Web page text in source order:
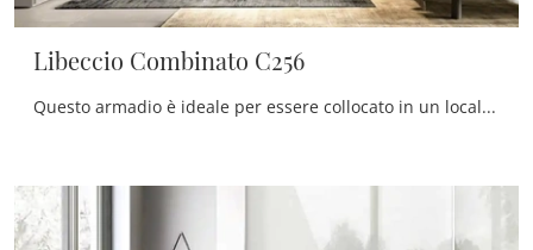
Libeccio Combinato C256
Questo armadio è ideale per essere collocato in un locale arredato con mobili ed elementi accessori moderni, coniugando ottimamente funzionalità e ...